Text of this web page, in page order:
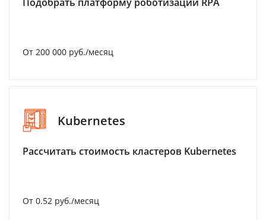
От 200 000 руб./месяц
Kubernetes
Рассчитать стоимость кластеров Kubernetes
От 0.52 руб./месяц